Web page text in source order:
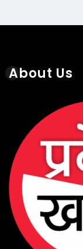
About Us